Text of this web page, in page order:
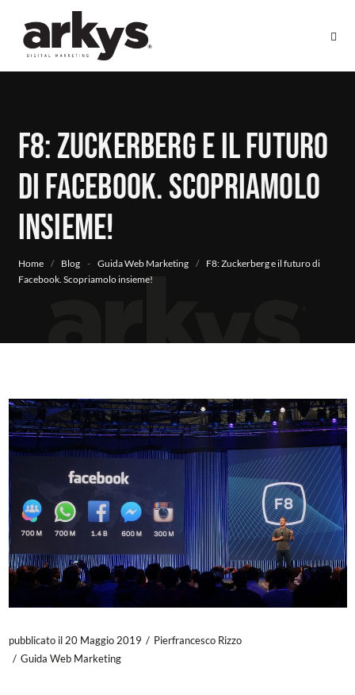
F8: Zuckerberg e il futuro
di Facebook. Scopriamolo
insieme!
Home / Blog - Guida Web Marketing /
F8: Zuckerberg e il futuro di
Facebook. Scopriamolo insieme!
pubblicato il 20 Maggio 2019
Pierfrancesco Rizzo
Guida Web Marketing